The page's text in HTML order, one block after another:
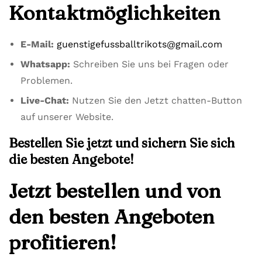
Kontaktmöglichkeiten
E-Mail: guenstigefussballtrikots@gmail.com
Whatsapp: Schreiben Sie uns bei Fragen oder
Problemen.
Live-Chat: Nutzen Sie den Jetzt chatten-Button
auf unserer Website.
Bestellen Sie jetzt und sichern Sie sich
die besten Angebote!
Jetzt bestellen und von
den besten Angeboten
profitieren!